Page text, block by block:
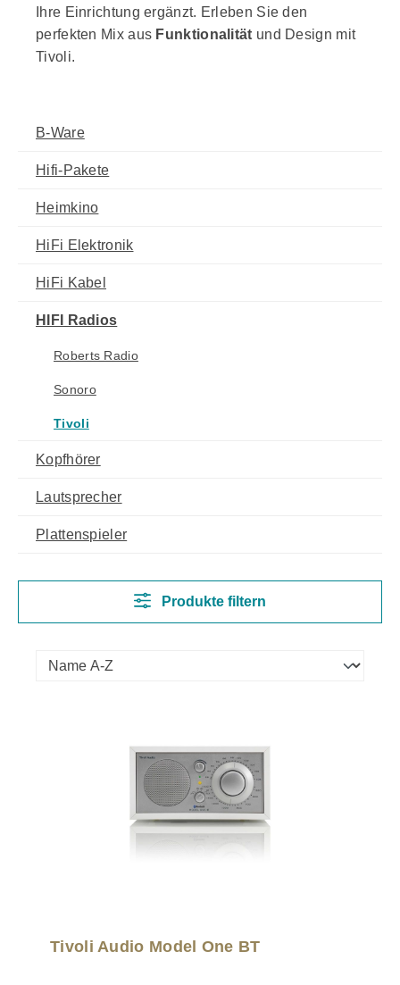
Ihre Einrichtung ergänzt. Erleben Sie den
perfekten Mix aus Funktionalität und Design mit
Tivoli.
B-Ware
Hifi-Pakete
Heimkino
HiFi Elektronik
HiFi Kabel
HIFI Radios
Roberts Radio
Sonoro
Tivoli
Kopfhörer
Lautsprecher
Plattenspieler
Produkte filtern
Tivoli Audio Model One BT